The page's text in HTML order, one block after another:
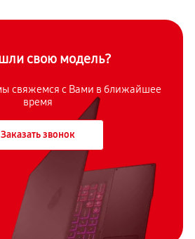
свою модель?
свяжемся с Вами в ближайшее
время
Заказать звонок